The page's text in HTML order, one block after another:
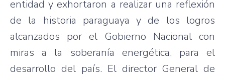
entidad y exhortaron a realizar una reflexión
de la historia paraguaya y de los logros
alcanzados por el Gobierno Nacional con
miras a la soberanía energética, para el
desarrollo del país. El director General de